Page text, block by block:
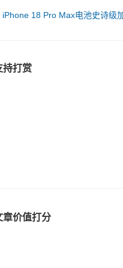
iPhone 18 Pro Max电池史诗级
持打赏
章价值打分